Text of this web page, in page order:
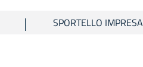
SPORTELLO IMPRESA